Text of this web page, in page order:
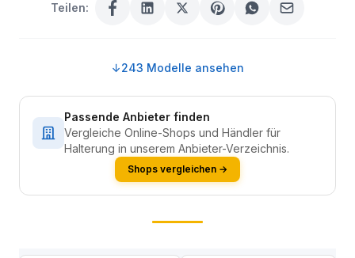
Teilen:
↓243 Modelle ansehen
Passende Anbieter finden
Vergleiche Online-Shops und Händler für
Halterung in unserem Anbieter-Verzeichnis.
Shops vergleichen →